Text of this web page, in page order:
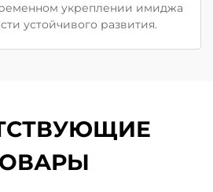
укреплении имиджа
устойчивого развития.